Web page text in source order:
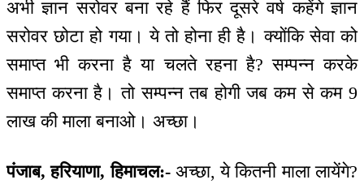
अभी ज्ञान सरोवर बना रहे हैं फिर दूसरे वर्ष कहेंगे ज्ञान
सरोवर छोटा हो गया। ये तो होना ही है। क्योंकि सेवा को
समाप्त भी करना है या चलते रहना है? सम्पन्न करके
समाप्त करना है। तो सम्पन्न तब होगी जब कम से कम 9
लाख की माला बनाओ। अच्छा।
पंजाब, हरियाणा, हिमाचल:-अच्छा, ये कितनी माला लायेंगे?